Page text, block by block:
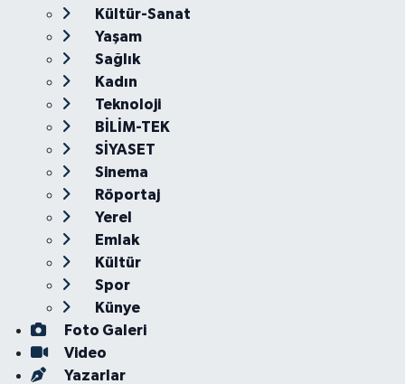
Kültür-Sanat
Yaşam
Sağlık
Kadın
Teknoloji
BİLİM-TEK
SİYASET
Sinema
Röportaj
Yerel
Emlak
Kültür
Spor
Künye
Foto Galeri
Video
Yazarlar